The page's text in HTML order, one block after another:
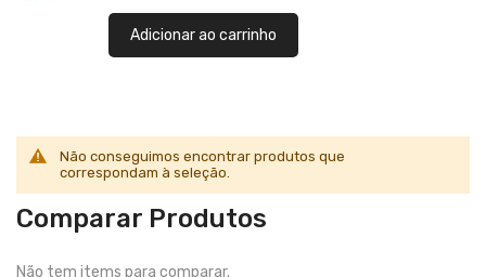
Adicionar ao carrinho
Não conseguimos encontrar produtos que
correspondam à seleção.
Comparar Produtos
Não tem items para comparar.